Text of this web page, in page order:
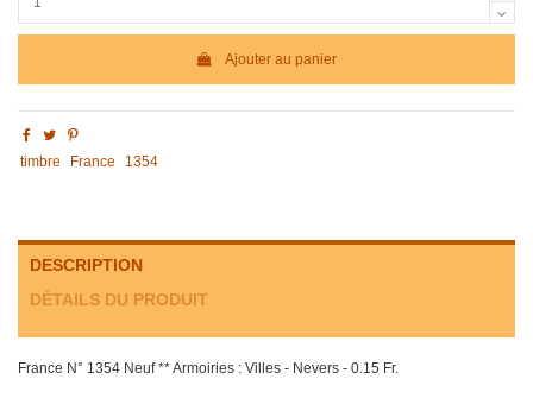
Ajouter au panier
timbre France 1354
DESCRIPTION
DÉTAILS DU PRODUIT
France N° 1354 Neuf ** Armoiries : Villes - Nevers - 0.15 Fr.